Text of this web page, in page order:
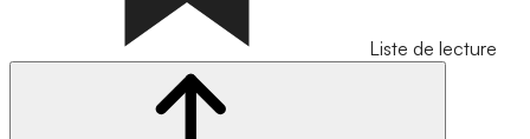
Liste de lecture